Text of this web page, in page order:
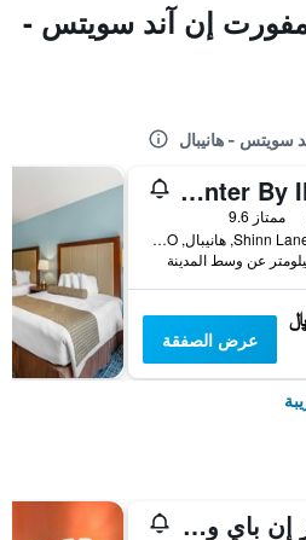
إن آند سويتس -
سويتس - هانيبال
Holiday Inn Express & Suites Hannibal - Medical Center By IHG
ممتاز 9.6
120 Shinn Lane, هانيبال, MO, الولايات المتحدة الأميريكية
عرض الصفقة
دايز إن باي ويندام هانيبال